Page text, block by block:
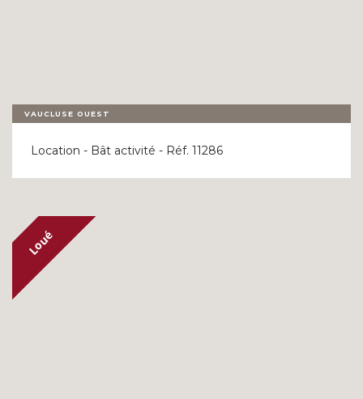
VAUCLUSE OUEST
Location - Bât activité - Réf. 11286